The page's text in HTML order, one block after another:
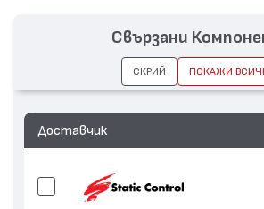
Доставчик
Свързани
СКРИЙ ПОКАЖИ